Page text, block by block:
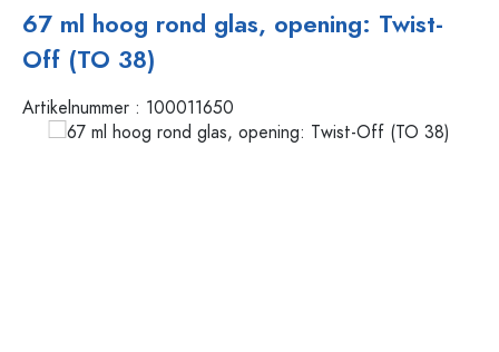
67 ml hoog rond glas, opening: Twist-
Off (TO 38)
Artikelnummer : 100011650